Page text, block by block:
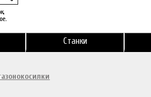
Станки